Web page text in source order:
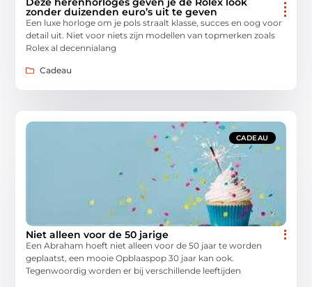
zonder duizenden euro’s uit te geven
Een luxe horloge om je pols straalt klasse, succes en oog voor
detail uit. Niet voor niets zijn modellen van topmerken zoals
Rolex al decennialang
Cadeau
CADEAU
Niet alleen voor de 50 jarige
Een Abraham hoeft niet alleen voor de 50 jaar te worden
geplaatst, een mooie Opblaaspop 30 jaar kan ook.
Tegenwoordig worden er bij verschillende leeftijden